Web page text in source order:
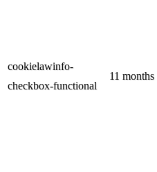
cookielawinfo-
checkbox-functional
11 months